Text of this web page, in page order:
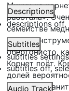
Descriptions
descriptions off,
Subtitles
subtitles settings
subtitles off,
Audio Track
Минни на
работала».
семействе
всегда
обертонисто,
Корнет поёт.
долей
который